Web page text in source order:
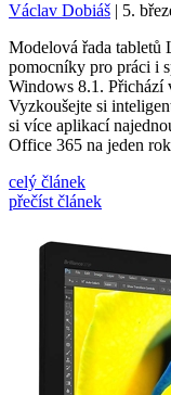
Václav Dobiáš | 5.
Modelová řada
pomocníky pro práci i
Windows 8.1. Přichází
Vyzkoušejte si
si více aplikací
Office 365 na jeden
celý článek
přečíst článek